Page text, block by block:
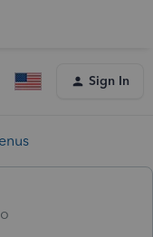
Sign In